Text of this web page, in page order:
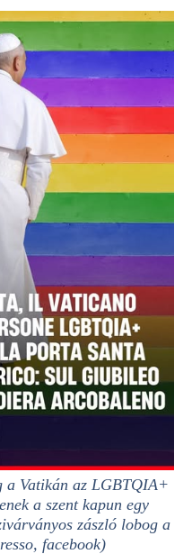
a Vatikán az LGBTQIA+
a szent kapun egy
zászló lobog a
facebook)